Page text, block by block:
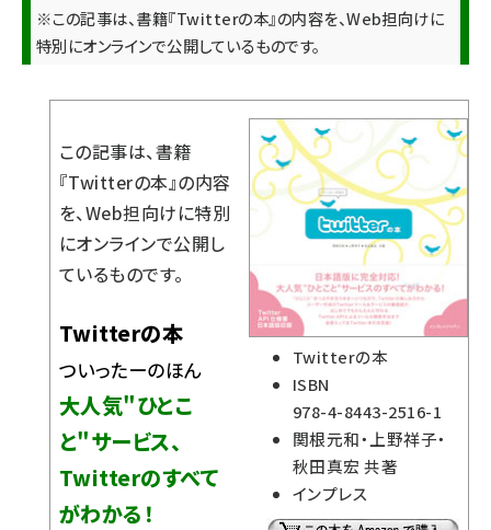
※この記事は、書籍『Twitterの本』の内容を、Web担向けに
特別にオンラインで公開しているものです。
Twitterの本
ISBN
978-4-8443-2516-1
関根元和・上野祥子・
秋田真宏 共著
インプレス
この記事は、書籍
『Twitterの本 』の内容
を、Web担向けに特別
にオンラインで公開し
ているものです。
Twitterの本
ついったーのほん
大人気"ひとこ
と"サービス、
Twitterのすべて
がわかる！